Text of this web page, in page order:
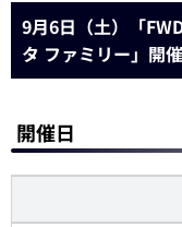
9月6日（土）「
タ ファミリー」開催
開催日